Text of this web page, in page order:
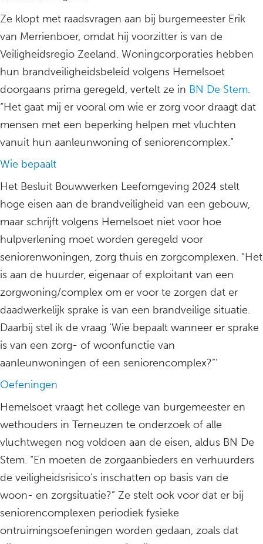
Ze klopt met raadsvragen aan bij burgemeester Erik
van Merrienboer, omdat hij voorzitter is van de
Veiligheidsregio Zeeland. Woningcorporaties hebben
hun brandveiligheidsbeleid volgens Hemelsoet
doorgaans prima geregeld, vertelt ze in BN De Stem.
“Het gaat mij er vooral om wie er zorg voor draagt dat
mensen met een beperking helpen met vluchten
vanuit hun aanleunwoning of seniorencomplex.”
Wie bepaalt
Het Besluit Bouwwerken Leefomgeving 2024 stelt
hoge eisen aan de brandveiligheid van een gebouw,
maar schrijft volgens Hemelsoet niet voor hoe
hulpverlening moet worden geregeld voor
seniorenwoningen, zorg thuis en zorgcomplexen. “Het
is aan de huurder, eigenaar of exploitant van een
zorgwoning/complex om er voor te zorgen dat er
daadwerkelijk sprake is van een brandveilige situatie.
Daarbij stel ik de vraag ‘Wie bepaalt wanneer er sprake
is van een zorg- of woonfunctie van
aanleunwoningen of een seniorencomplex?”’
Oefeningen
Hemelsoet vraagt het college van burgemeester en
wethouders in Terneuzen te onderzoek of alle
vluchtwegen nog voldoen aan de eisen, aldus BN De
Stem. “En moeten de zorgaanbieders en verhuurders
de veiligheidsrisico’s inschatten op basis van de
woon- en zorgsituatie?” Ze stelt ook voor dat er bij
seniorencomplexen periodiek fysieke
ontruimingsoefeningen worden gedaan, zoals dat